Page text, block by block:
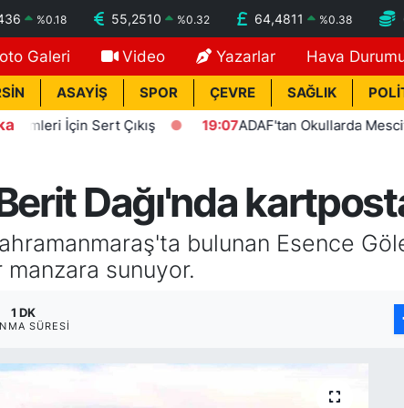
%0.18 55,2510 %0.32 64,4811 %0.38
Galeri Video Yazarlar Hava
ASAYİŞ SPOR ÇEVRE SAĞLIK
İçin Sert Çıkış 19:07 ADAF'tan Okullarda Mescit
Dağı'nda
bulunan Esence
sunuyor.
1 DK
SÜRESI